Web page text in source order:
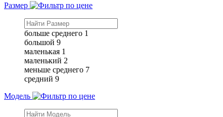
Размер
больше среднего 1
большой 9
маленькая 1
маленький 2
меньше среднего 7
средний 9
Модель